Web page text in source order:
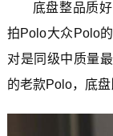
底盘整品质
拍Polo大众Polo
对是同级中质量
的老款Polo，底盘